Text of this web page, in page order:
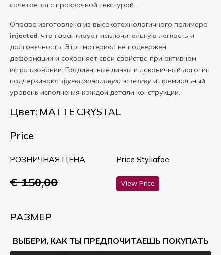
сочетается с прозрачной текстурой.
Оправа изготовлена из высокотехнологичного полимера
injected, что гарантирует исключительную легкость и
долговечность. Этот материал не подвержен
деформации и сохраняет свои свойства при активном
использовании. Градиентные линзы и лаконичный логотип
подчеркивают функциональную эстетику и премиальный
уровень исполнения каждой детали конструкции.
Цвет: MATTE CRYSTAL
Price
РОЗНИЧНАЯ ЦЕНА
€ 150,00
Price Styliafoe
View Price
РАЗМЕР
ВЫБЕРИ, КАК ТЫ ПРЕДПОЧИТАЕШЬ ПОКУПАТЬ